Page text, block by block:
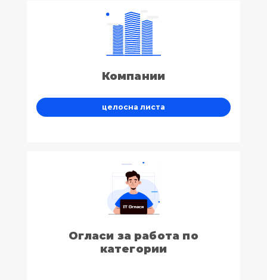
Компании
целосна листа
Огласи за работа по
категории